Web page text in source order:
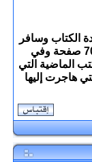
أحمد الزهراني ، والذي قال لـ البلاد انه استغرق حوالي 15 عاما في جمع مادة الكتاب وسافر
الى اكثر من بلد لاتمام مشروع الكتاب ..هذا وقد تم توزيع الكتاب على بعض المكتبات في مناطق مختلفة من المملكة العربية السعودية ودولتي عمان والإمارات ..الكتاب يقع في قرابة 700 صفحة وفي
الماضية التي
هاجرت إليها